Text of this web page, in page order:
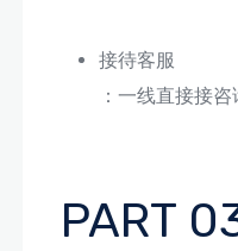
接待客服
：一线直接接
PART